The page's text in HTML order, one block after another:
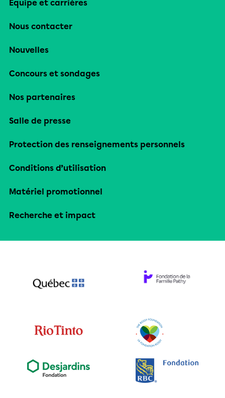
Équipe et carrières
Nous contacter
Nouvelles
Concours et sondages
Nos partenaires
Salle de presse
Protection des renseignements personnels
Conditions d’utilisation
Matériel promotionnel
Recherche et impact